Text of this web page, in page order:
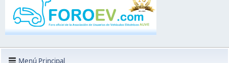
Menú Principal